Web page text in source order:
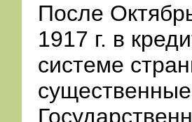
После
1917 г. в
системе